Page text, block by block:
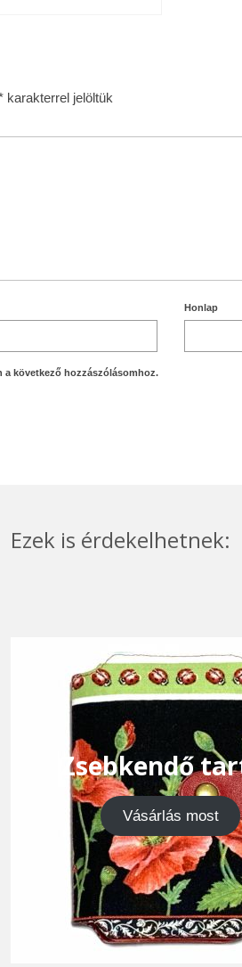
karakterrel jelöltük
Honlap
a következő hozzászólásomhoz.
Ezek is érdekelhetnek:
Zsebkendő
Vásárlás most